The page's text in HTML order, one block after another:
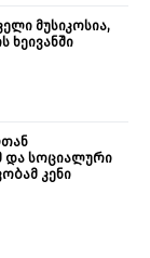
მუსიკოსია,
და სოციალური
კენი